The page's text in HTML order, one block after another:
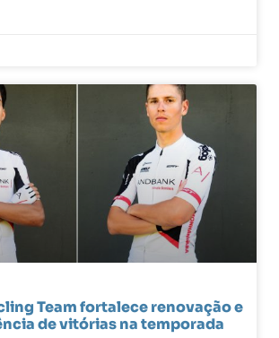
Team fortalece renovação e
de vitórias na temporada